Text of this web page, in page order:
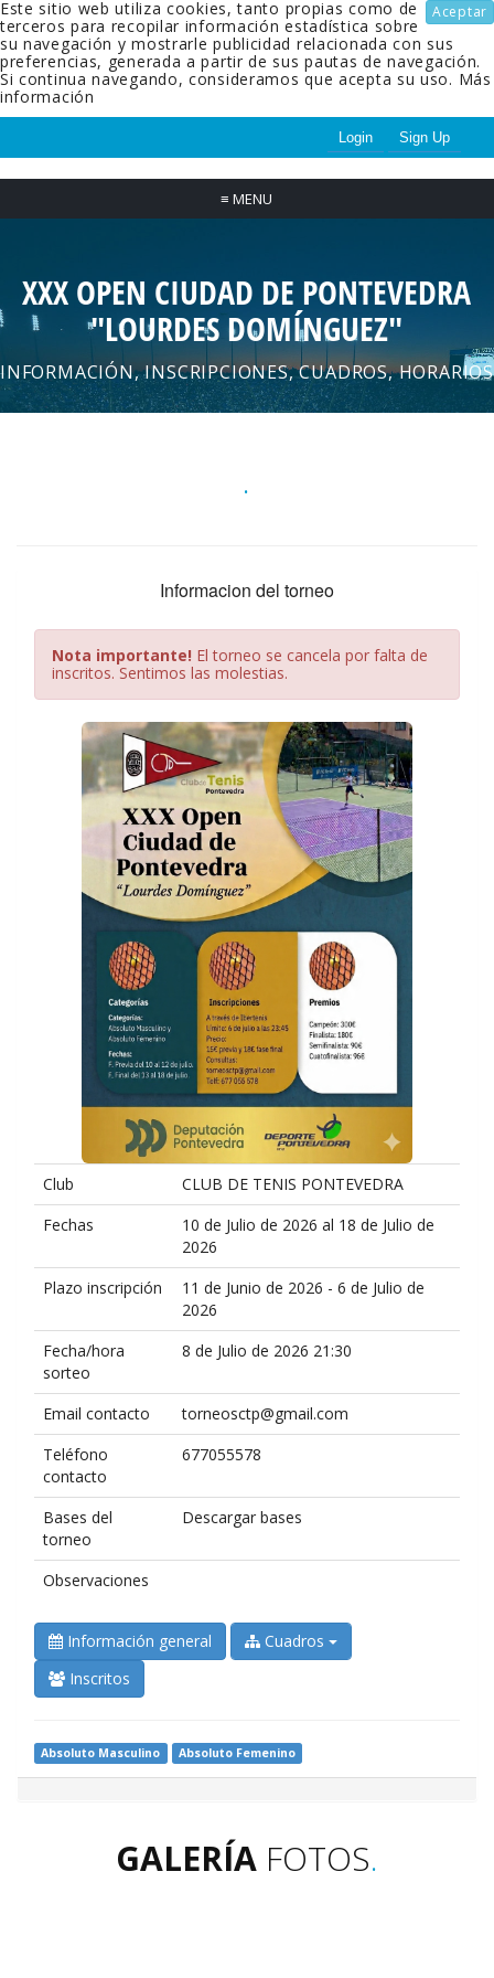
Aceptar
Este sitio web utiliza cookies, tanto propias como de
terceros para recopilar información estadística sobre
su navegación y mostrarle publicidad relacionada con sus
preferencias, generada a partir de sus pautas de navegación.
Si continua navegando, consideramos que acepta su uso. Más
información
Login Sign Up
≡ MENU
XXX OPEN CIUDAD DE PONTEVEDRA
"LOURDES DOMÍNGUEZ"
INFORMACIÓN, INSCRIPCIONES, CUADROS, HORARIOS
.
Informacion del torneo
Nota importante! El torneo se cancela por falta de
inscritos. Sentimos las molestias.
Club
CLUB DE TENIS PONTEVEDRA
Fechas
10 de Julio de 2026 al 18 de Julio de
2026
Plazo inscripción
11 de Junio de 2026 - 6 de Julio de
2026
Fecha/hora
sorteo
8 de Julio de 2026 21:30
Email contacto
torneosctp@gmail.com
Teléfono
contacto
677055578
Bases del
torneo
Descargar bases
Observaciones
Información general
Cuadros
Inscritos
Absoluto Masculino Absoluto Femenino
GALERÍA FOTOS.